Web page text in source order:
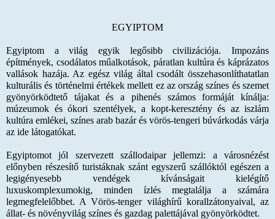
EGYIPTOM
Egyiptom a világ egyik legősibb civilizációja. Impozáns
építmények, csodálatos műalkotások, páratlan kultúra és káprázatos
vallások hazája. Az egész világ által csodált összehasonlíthatatlan
kulturális és történelmi értékek mellett ez az ország színes és szemet
gyönyörködtető tájakat és a pihenés számos formáját kínálja:
múzeumok és ókori szentélyek, a kopt-keresztény és az iszlám
kultúra emlékei, színes arab bazár és vörös-tengeri búvárkodás várja
az ide látogatókat.
Egyiptomot jól szervezett szállodaipar jellemzi: a városnézést
előnyben részesítő turistáknak szánt egyszerű szállóktól egészen a
legigényesebb vendégek kívánságait kielégítő
luxuskomplexumokig, minden ízlés megtalálja a számára
legmegfelelőbbet. A Vörös-tenger világhírű korallzátonyaival, az
állat- és növényvilág színes és gazdag palettájával gyönyörködtet.